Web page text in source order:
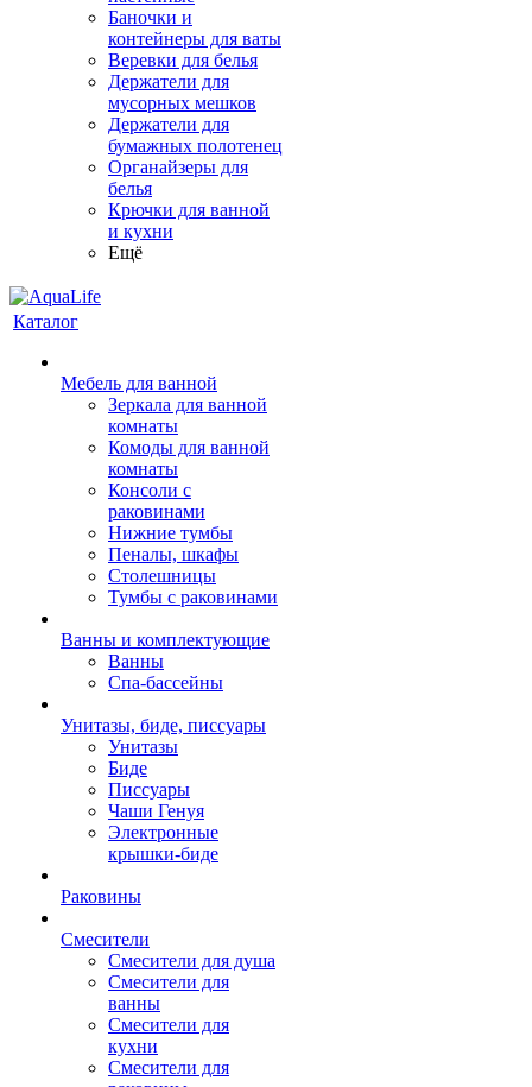
Баночки и
контейнеры для ваты
Веревки для белья
Держатели для
мусорных мешков
Держатели для
бумажных полотенец
Органайзеры для
белья
Крючки для ванной
и кухни
Ещё
Каталог
Мебель для ванной
Зеркала для ванной
комнаты
Комоды для ванной
комнаты
Консоли с
раковинами
Нижние тумбы
Пеналы, шкафы
Столешницы
Тумбы с раковинами
Ванны и комплектующие
Ванны
Спа-бассейны
Унитазы, биде, писсуары
Унитазы
Биде
Писсуары
Чаши Генуя
Электронные
крышки-биде
Раковины
Смесители
Смесители для душа
Смесители для
ванны
Смесители для
кухни
Смесители для